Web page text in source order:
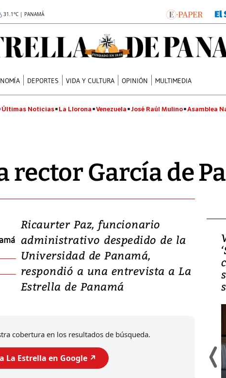
31.1°C | PANAMÁ
DEPORTES VIDA Y CULTURA OPINIÓN MULTIMEDIA
Últimas Noticias La Llorona Venezuela José Raúl Mulino Asamblea
rector García de
Ricaurter Paz, funcionario
administrativo despedido de la
Universidad de Panamá,
respondió a una entrevista a La
Estrella de Panamá
cobertura en los resultados de búsqueda.
La Estrella en Google ↗️
Video, Japón: Terremoto
deja heridos y graves
daños en Kumamoto